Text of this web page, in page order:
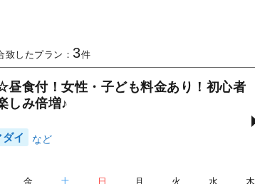
致したプラン： 3件
食付！女性・子ども料金あり！初心者
しみ倍増♪
ダイ
金 土 日 月 火 水 木